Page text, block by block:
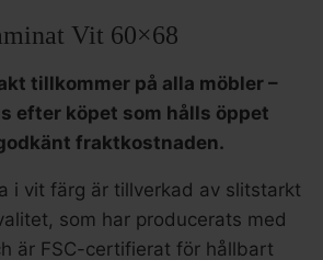
Vit 60×68
tillkommer på alla möbler –
efter köpet som hålls öppet
fraktkostnaden.
i vit färg är tillverkad av slitstarkt
som har producerats med
är FSC-certifierat för hållbart